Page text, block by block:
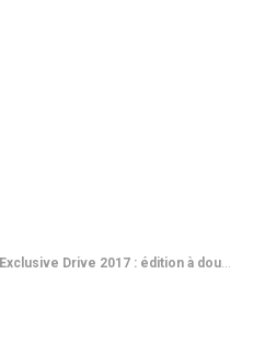
Exclusive Drive 2017 : édition à double ton